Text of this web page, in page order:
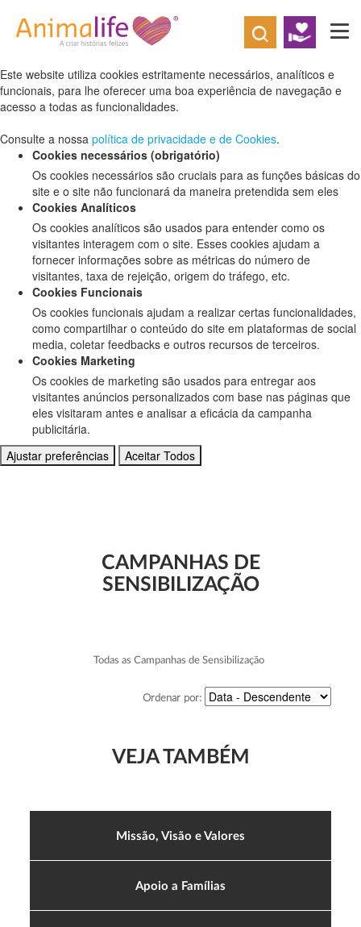
Defina as suas preferências de cookies
para este website.
Este website utiliza cookies estritamente necessários, analíticos e
funcionais, para lhe oferecer uma boa experiência de navegação e
acesso a todas as funcionalidades.
Consulte a nossa política de privacidade e de Cookies.
Cookies necessários (obrigatório)
Os cookies necessários são cruciais para as funções básicas do
site e o site não funcionará da maneira pretendida sem eles
Cookies Analíticos
Os cookies analíticos são usados para entender como os
visitantes interagem com o site. Esses cookies ajudam a
fornecer informações sobre as métricas do número de
visitantes, taxa de rejeição, origem do tráfego, etc.
Cookies Funcionais
Os cookies funcionais ajudam a realizar certas funcionalidades,
como compartilhar o conteúdo do site em plataformas de social
media, coletar feedbacks e outros recursos de terceiros.
Cookies Marketing
Os cookies de marketing são usados para entregar aos
visitantes anúncios personalizados com base nas páginas que
eles visitaram antes e analisar a eficácia da campanha
publicitária.
Ajustar preferências
Aceitar Todos
CAMPANHAS DE
SENSIBILIZAÇÃO
Todas as Campanhas de Sensibilização
Ordenar por:
VEJA TAMBÉM
Missão, Visão e Valores
Apoio a Famílias